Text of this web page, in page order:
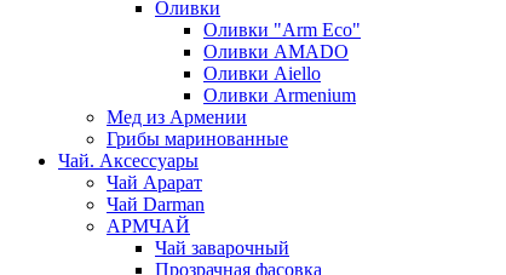
Оливки
Оливки "Arm Eco"
Оливки AMADO
Оливки Aiello
Оливки Armenium
Мед из Армении
Грибы маринованные
Чай. Аксессуары
Чай Арарат
Чай Darman
АРМЧАЙ
Чай заварочный
Прозрачная фасовка